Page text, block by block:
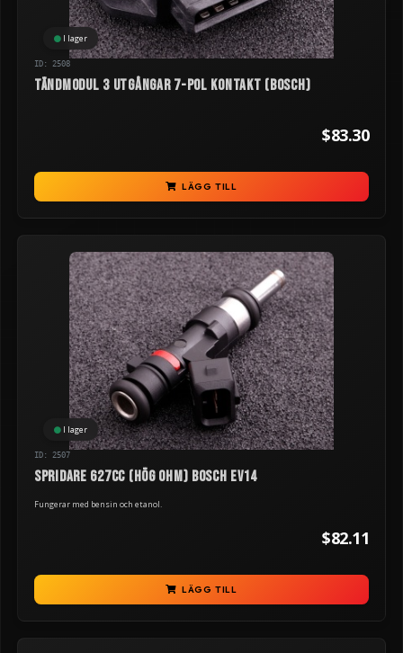
I lager
ID: 2508
Tändmodul 3 utgångar 7-pol kontakt (Bosch)
$83.30
LÄGG TILL
I lager
ID: 2507
Spridare 627cc (hög ohm) Bosch EV14
Fungerar med bensin och etanol.
$82.11
LÄGG TILL